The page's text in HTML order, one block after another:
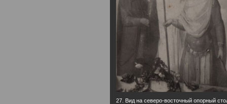
27. Вид на северо-восточный опорный